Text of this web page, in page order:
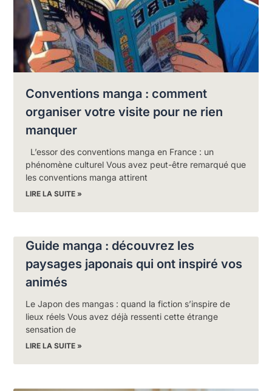
Conventions manga : comment
organiser votre visite pour ne rien
manquer
L’essor des conventions manga en France : un
phénomène culturel Vous avez peut-être remarqué que
les conventions manga attirent
LIRE LA SUITE »
Guide manga : découvrez les
paysages japonais qui ont inspiré vos
animés
Le Japon des mangas : quand la fiction s’inspire de
lieux réels Vous avez déjà ressenti cette étrange
sensation de
LIRE LA SUITE »